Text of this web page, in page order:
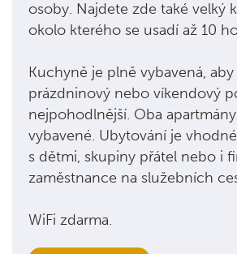
osoby. Najdete zde také velký
okolo kterého se usadí až 10
Kuchyně je plně vybavená, aby
prázdninový nebo víkendový
nejpohodlnější. Oba
vybavené. Ubytování je
s dětmi, skupiny přátel nebo i
zaměstnance na služebních
WiFi zdarma.